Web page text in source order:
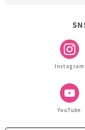
Instagram
YouTube